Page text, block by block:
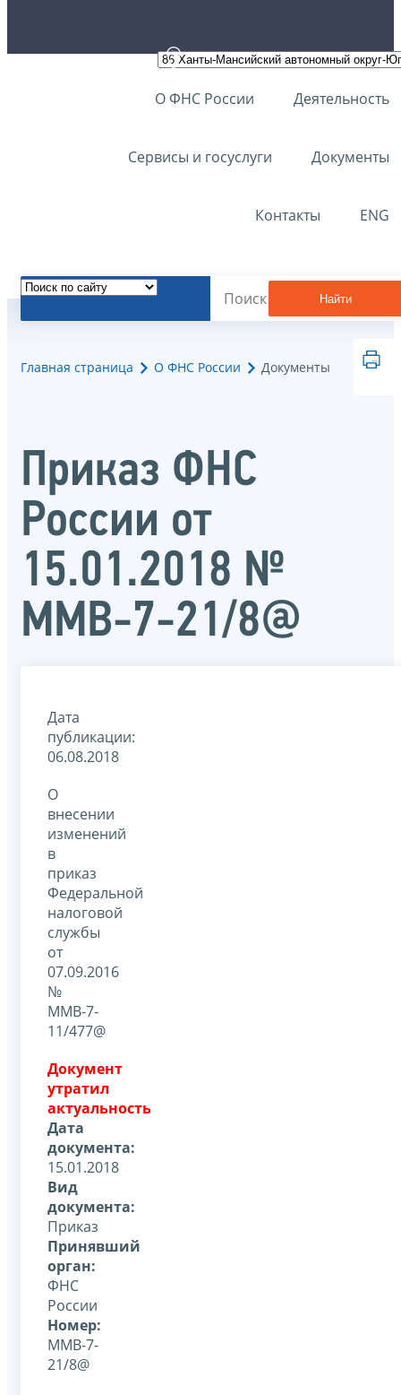
О ФНС России Деятельность
Сервисы и госуслуги Документы
Контакты ENG
Найти
Главная страница О ФНС России Документы
Приказ ФНС
России от
15.01.2018 №
ММВ-7-21/8@
Дата
публикации:
06.08.2018
О
внесении
изменений
в
приказ
Федеральной
налоговой
службы
от
07.09.2016
№
ММВ-7-
11/477@
Документ
утратил
актуальность
Дата
документа:
15.01.2018
Вид
документа:
Приказ
Принявший
орган:
ФНС
России
Номер:
ММВ-7-
21/8@